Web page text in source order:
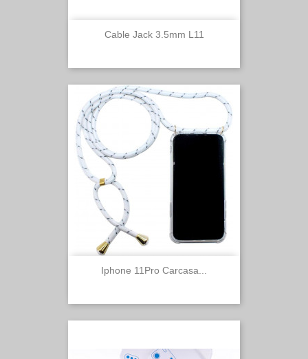
Cable Jack 3.5mm L11
Iphone 11Pro Carcasa...